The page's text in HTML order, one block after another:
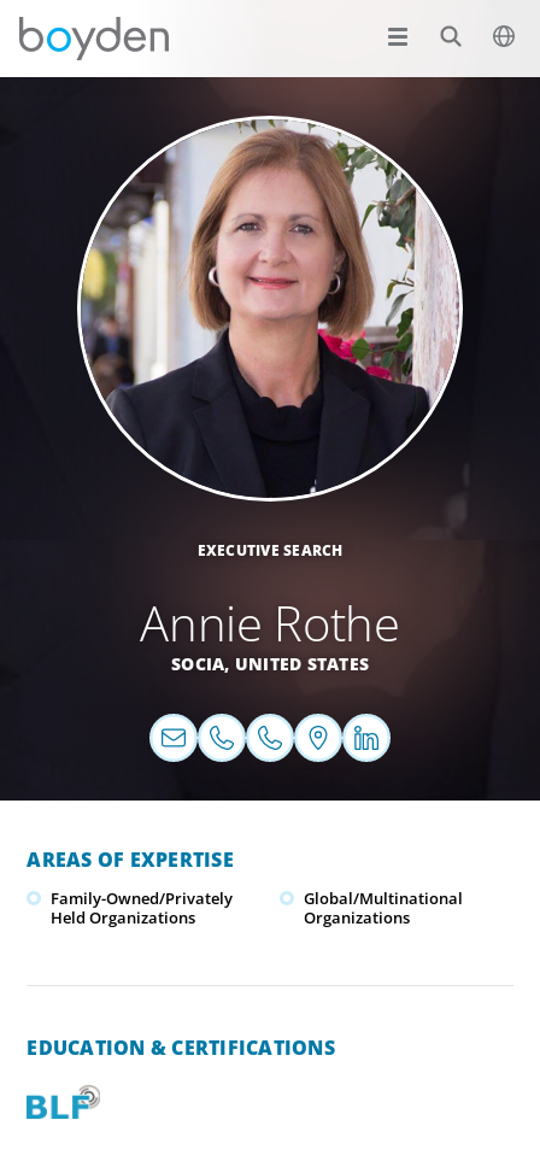
EXECUTIVE SEARCH
Annie Rothe
SOCIA, UNITED STATES
AREAS OF EXPERTISE
Family-Owned/Privately
Held Organizations
Global/Multinational
Organizations
EDUCATION & CERTIFICATIONS